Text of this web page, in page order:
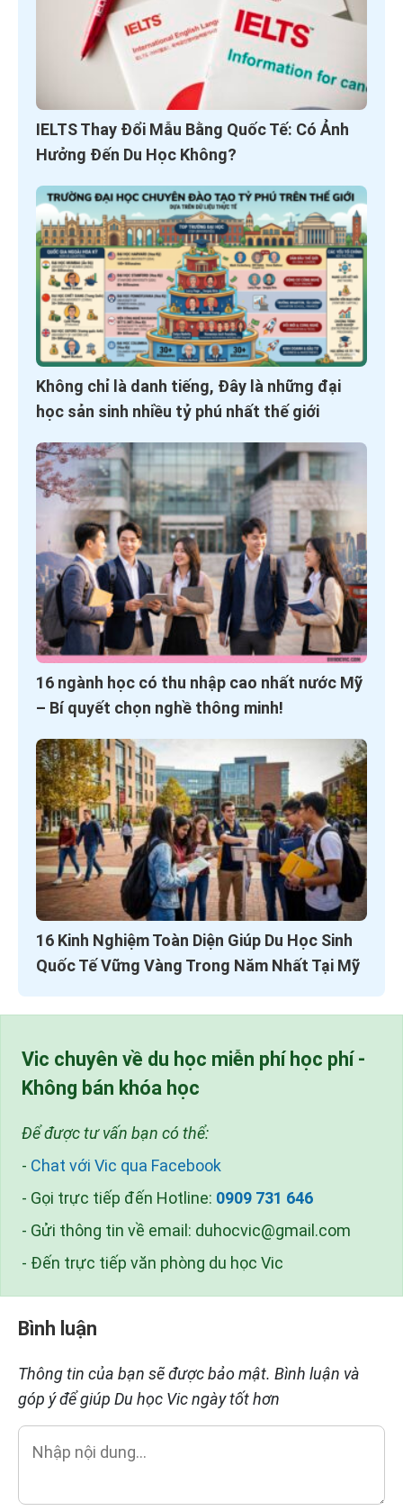
IELTS Thay Đổi Mẫu Bằng Quốc Tế: Có Ảnh
Hưởng Đến Du Học Không?
Không chỉ là danh tiếng, Đây là những đại
học sản sinh nhiều tỷ phú nhất thế giới
16 ngành học có thu nhập cao nhất nước Mỹ
– Bí quyết chọn nghề thông minh!
16 Kinh Nghiệm Toàn Diện Giúp Du Học Sinh
Quốc Tế Vững Vàng Trong Năm Nhất Tại Mỹ
Vic chuyên về du học miễn phí học phí -
Không bán khóa học
Để được tư vấn bạn có thể:
- Chat với Vic qua Facebook
- Gọi trực tiếp đến Hotline: 0909 731 646
- Gửi thông tin về email: duhocvic@gmail.com
- Đến trực tiếp văn phòng du học Vic
Bình luận
Thông tin của bạn sẽ được bảo mật. Bình luận và
góp ý để giúp Du học Vic ngày tốt hơn